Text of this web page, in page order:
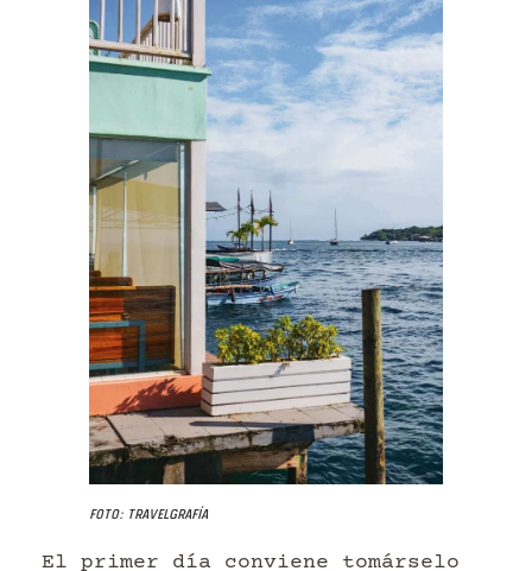
Foto: Travelgrafía
El primer día conviene tomárselo